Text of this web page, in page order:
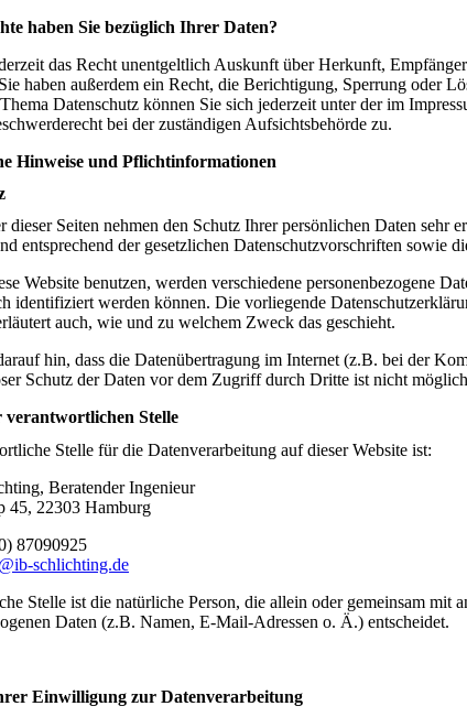
haben Sie bezüglich Ihrer Daten?
das Recht unentgeltlich Auskunft über Herkunft,
haben außerdem ein Recht, die Berichtigung, Sperrung oder
Datenschutz können Sie sich jederzeit unter der im
bei der zuständigen Aufsichtsbehörde zu.
Hinweise und Pflichtinformationen
dieser Seiten nehmen den Schutz Ihrer persönlichen Daten sehr
entsprechend der gesetzlichen Datenschutzvorschriften sowie
Website benutzen, werden verschiedene personenbezogene
identifiziert werden können. Die vorliegende
auch, wie und zu welchem Zweck das geschieht.
hin, dass die Datenübertragung im Internet (z.B. bei der
Schutz der Daten vor dem Zugriff durch Dritte ist nicht
verantwortlichen Stelle
Stelle für die Datenverarbeitung auf dieser Website ist:
Beratender Ingenieur
45, 22303 Hamburg
87090925
schlichting.de
Stelle ist die natürliche Person, die allein oder gemeinsam mit
Daten (z.B. Namen, E-Mail-Adressen o. Ä.) entscheidet.
Einwilligung zur Datenverarbeitung